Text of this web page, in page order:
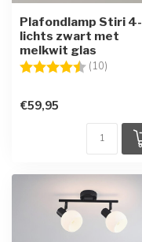
Plafondlamp Stiri 4-
lichts zwart met
melkwit glas
Beoordeling: (10)
€59,95